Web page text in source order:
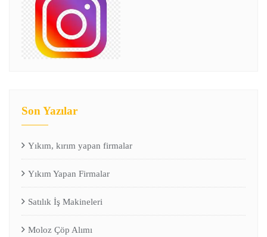
Son Yazılar
Yıkım, kırım yapan firmalar
Yıkım Yapan Firmalar
Satılık İş Makineleri
Moloz Çöp Alımı